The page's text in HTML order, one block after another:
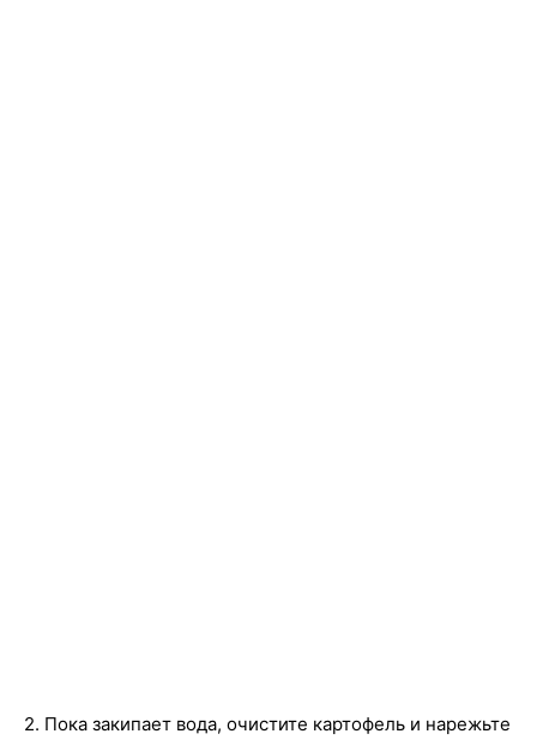
2. Пока закипает вода, очистите картофель и нарежьте